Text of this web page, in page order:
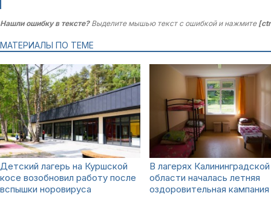
Нашли ошибку в тексте?Выделите мышью текст с ошибкой и нажмите
МАТЕРИАЛЫ ПО ТЕМЕ
Детский лагерь на Куршской
косе возобновил работу после
вспышки норовируса
В лагерях Калининградской
области началась летняя
оздоровительная кампания